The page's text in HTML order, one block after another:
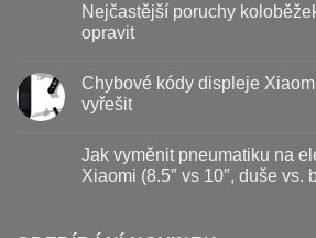
koloběžky
kdy
jak
prodloužit
životnost
u
textu
s
vyměnit
brzdové
destičky
na
koloběžce
Nejčastější poruchy
opravit
u
textu
s
poruchy
koloběžek
Kugoo
Chybové kódy displeje
vyřešit
textu
s
Jak vyměnit pneumatiku na
Xiaomi (8.5″ vs 10″, duše vs.